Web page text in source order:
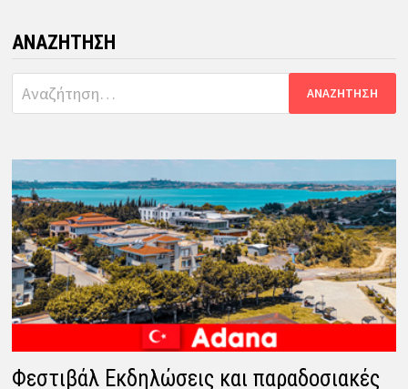
ΑΝΑΖΉΤΗΣΗ
Αναζήτηση
για:
Φεστιβάλ Εκδηλώσεις και παραδοσιακές